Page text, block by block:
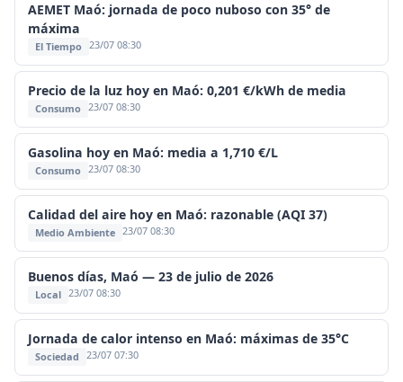
AEMET Maó: jornada de poco nuboso con 35° de
máxima
El Tiempo 23/07 08:30
Precio de la luz hoy en Maó: 0,201 €/kWh de media
Consumo 23/07 08:30
Gasolina hoy en Maó: media a 1,710 €/L
Consumo 23/07 08:30
Calidad del aire hoy en Maó: razonable (AQI 37)
Medio Ambiente 23/07 08:30
Buenos días, Maó — 23 de julio de 2026
Local 23/07 08:30
Jornada de calor intenso en Maó: máximas de 35°C
Sociedad 23/07 07:30